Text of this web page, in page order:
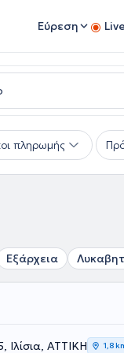
Εύρεση
πληρωμής
Εξάρχεια
ΑΤΤΙΚΗ 1,8